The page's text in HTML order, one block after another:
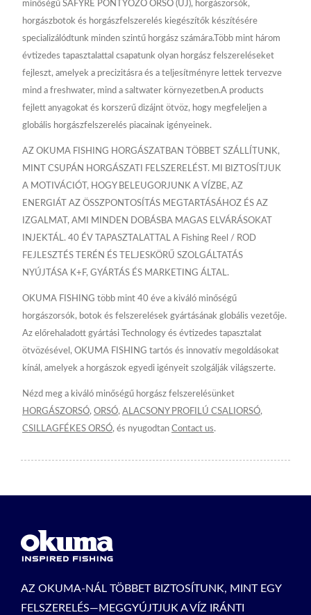
minőségű SAFYRE PONTYOZÓ ORSÓ (ÚJ), horgászorsók,
horgászbotok és horgászfelszerelés kiegészítők készítésére
specializálódtunk minden szintű horgász számára.Több mint három
évtizedes tapasztalattal csapatunk olyan horgász felszereléseket
fejleszt, amelyek a precizitásra és a teljesítményre lettek tervezve
mind a freshwater, mind a saltwater környezetben.A products
fejlett anyagokat és korszerű dizájnt ötvöz, hogy megfeleljen a
globális horgászfelszerelés piacainak igényeinek.
AZ OKUMA FISHING HORGÁSZATBAN TÖBBET SZÁLLÍTUNK,
MINT CSUPÁN HORGÁSZATI FELSZERELÉST. MI BIZTOSÍTJUK
A MOTIVÁCIÓT, HOGY BELEUGORJUNK A VÍZBE, AZ
ENERGIÁT AZ ÖSSZPONTOSÍTÁS MEGTARTÁSÁHOZ ÉS AZ
IZGALMAT, AMI MINDEN DOBÁSBA MAGAS ELVÁRÁSOKAT
INJEKTÁL. 40 ÉV TAPASZTALATTAL A Fishing Reel / ROD
FEJLESZTÉS TERÉN ÉS TELJESKÖRŰ SZOLGÁLTATÁS
NYÚJTÁSA K+F, GYÁRTÁS ÉS MARKETING ÁLTAL.
OKUMA FISHING több mint 40 éve a kiváló minőségű
horgászorsók, botok és felszerelések gyártásának globális vezetője.
Az előrehaladott gyártási Technology és évtizedes tapasztalat
ötvözésével, OKUMA FISHING tartós és innovatív megoldásokat
kínál, amelyek a horgászok egyedi igényeit szolgálják világszerte.
Nézd meg a kiváló minőségű horgász felszerelésünket
HORGÁSZORSÓ, ORSÓ, ALACSONY PROFILÚ CSALIORSÓ,
CSILLAGFÉKES ORSÓ, és nyugodtan Contact us.
AZ OKUMA-NÁL TÖBBET BIZTOSÍTUNK, MINT EGY
FELSZERELÉS—MEGGYÚJTJUK A VÍZ IRÁNTI